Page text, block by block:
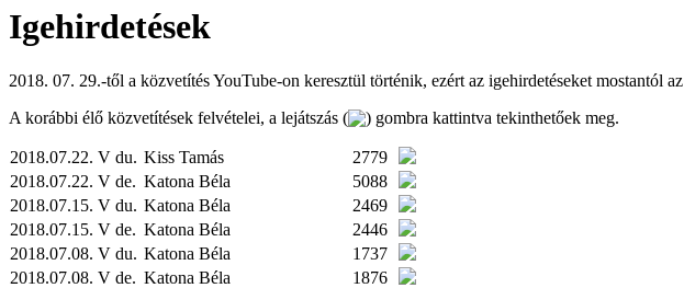
Igehirdetések
2018. 07. 29.-től a közvetítés YouTube-on keresztül történik, ezért az igehirdetéseket mostantól az
A korábbi élő közvetítések felvételei, a lejátszás (
) gombra kattintva tekinthetőek meg.
2018.07.22. V du. Kiss Tamás
2779
2018.07.22. V de. Katona Béla
5088
2018.07.15. V du. Katona Béla
2469
2018.07.15. V de. Katona Béla
2446
2018.07.08. V du. Katona Béla
1737
2018.07.08. V de. Katona Béla
1876